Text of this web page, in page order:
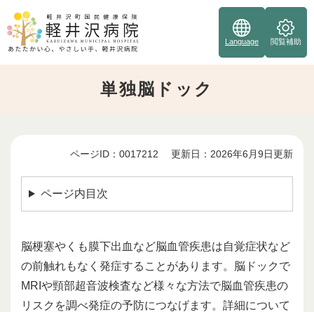
ー
Language 閲覧補助
単独脳ドック
文
ページID：0017212 更新日：2026年6月9日更新
ページ内目次
脳梗塞やくも膜下出血など脳血管疾患は自覚症状など
の前触れもなく発症することがあります。脳ドックで
MRIや頸部超音波検査など様々な方法で脳血管疾患の
リスクを調べ発症の予防につなげます。詳細について